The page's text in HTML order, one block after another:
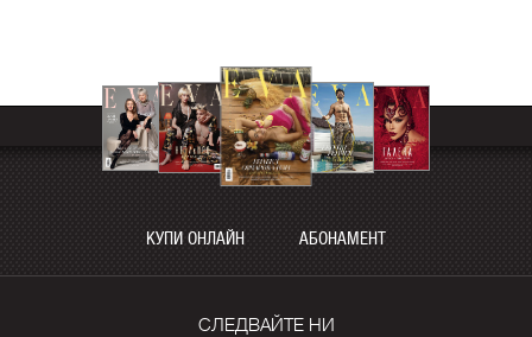
КУПИ ОНЛАЙН АБОНАМЕНТ
СЛЕДВАЙТЕ НИ